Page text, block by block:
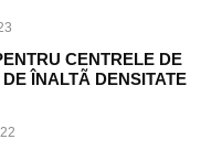
CENTRELE DE
ÎNALTÃ DENSITATE